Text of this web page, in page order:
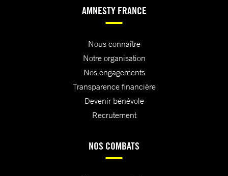
AMNESTY FRANCE
Nous connaître
Notre organisation
Nos engagements
Transparence financière
Devenir bénévole
Recrutement
NOS COMBATS